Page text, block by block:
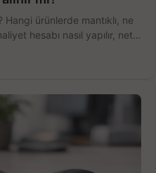
Hangi ürünlerde mantıklı, ne
hesabı nasıl yapılır, net